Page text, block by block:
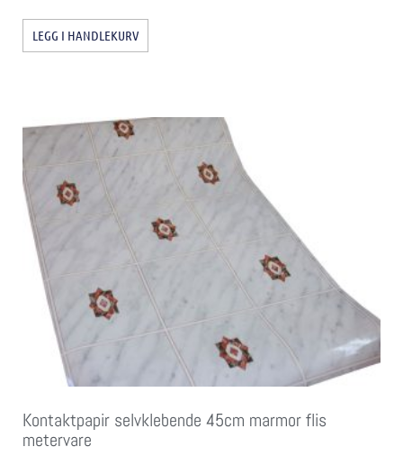
LEGG I HANDLEKURV
Kontaktpapir selvklebende 45cm marmor flis
metervare